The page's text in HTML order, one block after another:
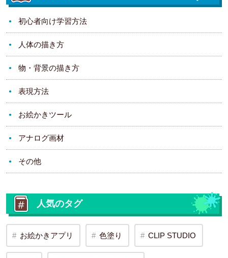
初心者向け学習方法
人体の描き方
物・背景の描き方
表現方法
お絵かきツール
アナログ画材
その他
人気のタグ
お絵かきアプリ 色塗り CLIP STUDIO